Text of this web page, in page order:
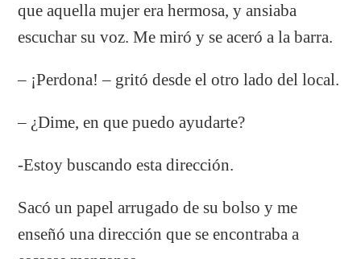
que aquella mujer era hermosa, y ansiaba
escuchar su voz. Me miró y se aceró a la barra.
– ¡Perdona! – gritó desde el otro lado del local.
– ¿Dime, en que puedo ayudarte?
-Estoy buscando esta dirección.
Sacó un papel arrugado de su bolso y me
enseñó una dirección que se encontraba a